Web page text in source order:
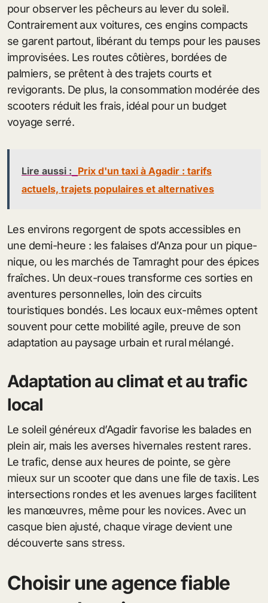
pour observer les pêcheurs au lever du soleil.
Contrairement aux voitures, ces engins compacts
se garent partout, libérant du temps pour les pauses
improvisées. Les routes côtières, bordées de
palmiers, se prêtent à des trajets courts et
revigorants. De plus, la consommation modérée des
scooters réduit les frais, idéal pour un budget
voyage serré.
Lire aussi : Prix d'un taxi à Agadir : tarifs
actuels, trajets populaires et alternatives
Les environs regorgent de spots accessibles en
une demi-heure : les falaises d’Anza pour un pique-
nique, ou les marchés de Tamraght pour des épices
fraîches. Un deux-roues transforme ces sorties en
aventures personnelles, loin des circuits
touristiques bondés. Les locaux eux-mêmes optent
souvent pour cette mobilité agile, preuve de son
adaptation au paysage urbain et rural mélangé.
Adaptation au climat et au trafic
local
Le soleil généreux d’Agadir favorise les balades en
plein air, mais les averses hivernales restent rares.
Le trafic, dense aux heures de pointe, se gère
mieux sur un scooter que dans une file de taxis. Les
intersections rondes et les avenues larges facilitent
les manœuvres, même pour les novices. Avec un
casque bien ajusté, chaque virage devient une
découverte sans stress.
Choisir une agence fiable